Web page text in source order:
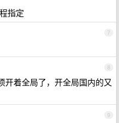
指定
7
8
开着全局了，开全局国内的又
9